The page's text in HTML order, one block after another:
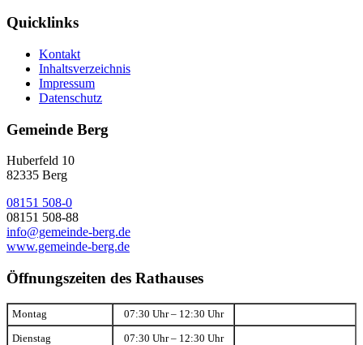
Quicklinks
Kontakt
Inhaltsverzeichnis
Impressum
Datenschutz
Gemeinde Berg
Huberfeld 10
82335 Berg
08151 508-0
08151 508-88
info@gemeinde-berg.de
www.gemeinde-berg.de
Öffnungszeiten des Rathauses
Montag 07:30 Uhr – 12:30 Uhr
Dienstag 07:30 Uhr – 12:30 Uhr